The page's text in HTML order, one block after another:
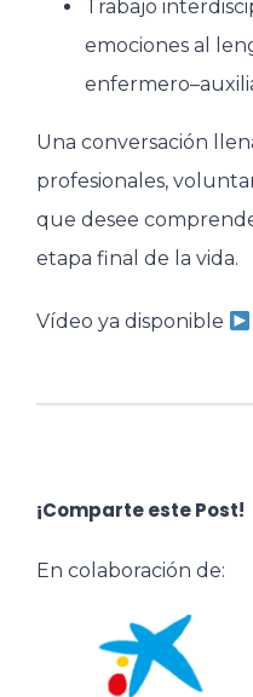
Trabajo
emociones al
Una conversación
profesionales,
que desee
etapa final de la vida.
Vídeo ya disponible
¡Comparte este Post!
En colaboración de: